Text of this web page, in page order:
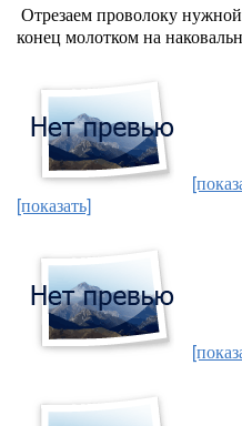
Отрезаем проволоку
конец молотком на
[показать]